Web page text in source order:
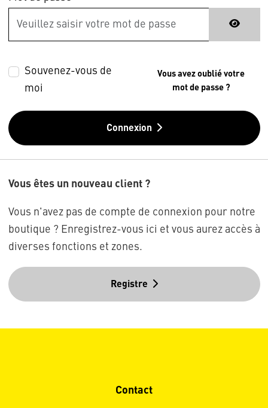
Souvenez-vous de
moi
Vous avez oublié votre
mot de passe ?
Connexion
Vous êtes un nouveau client ?
Vous n'avez pas de compte de connexion pour notre
boutique ? Enregistrez-vous ici et vous aurez accès à
diverses fonctions et zones.
Registre
Contact